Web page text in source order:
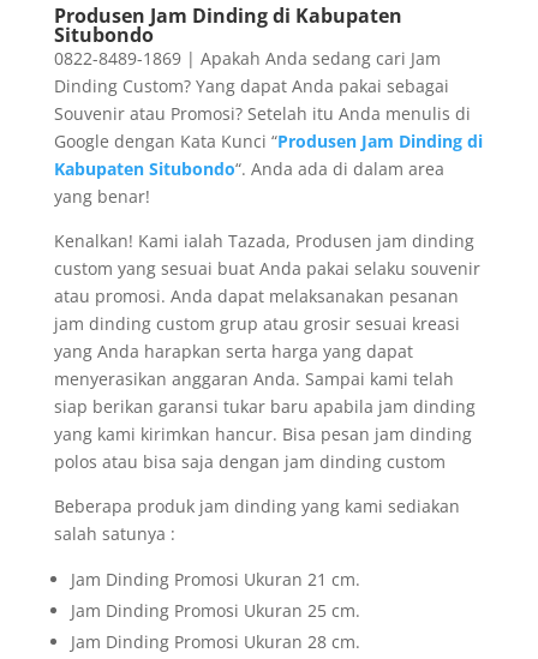
Produsen Jam Dinding di Kabupaten
Situbondo
0822-8489-1869 | Apakah Anda sedang cari Jam
Dinding Custom? Yang dapat Anda pakai sebagai
Souvenir atau Promosi? Setelah itu Anda menulis di
Google dengan Kata Kunci “Produsen Jam Dinding di
Kabupaten Situbondo“. Anda ada di dalam area
yang benar!
Kenalkan! Kami ialah Tazada, Produsen jam dinding
custom yang sesuai buat Anda pakai selaku souvenir
atau promosi. Anda dapat melaksanakan pesanan
jam dinding custom grup atau grosir sesuai kreasi
yang Anda harapkan serta harga yang dapat
menyerasikan anggaran Anda. Sampai kami telah
siap berikan garansi tukar baru apabila jam dinding
yang kami kirimkan hancur. Bisa pesan jam dinding
polos atau bisa saja dengan jam dinding custom
Beberapa produk jam dinding yang kami sediakan
salah satunya :
Jam Dinding Promosi Ukuran 21 cm.
Jam Dinding Promosi Ukuran 25 cm.
Jam Dinding Promosi Ukuran 28 cm.